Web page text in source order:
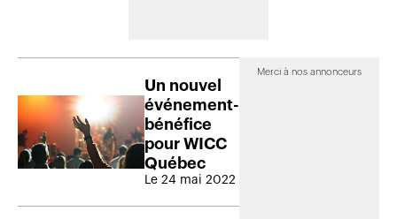
Un nouvel
événement-
bénéfice
pour WICC
Québec
Le 24 mai 2022
Merci à nos annonceurs